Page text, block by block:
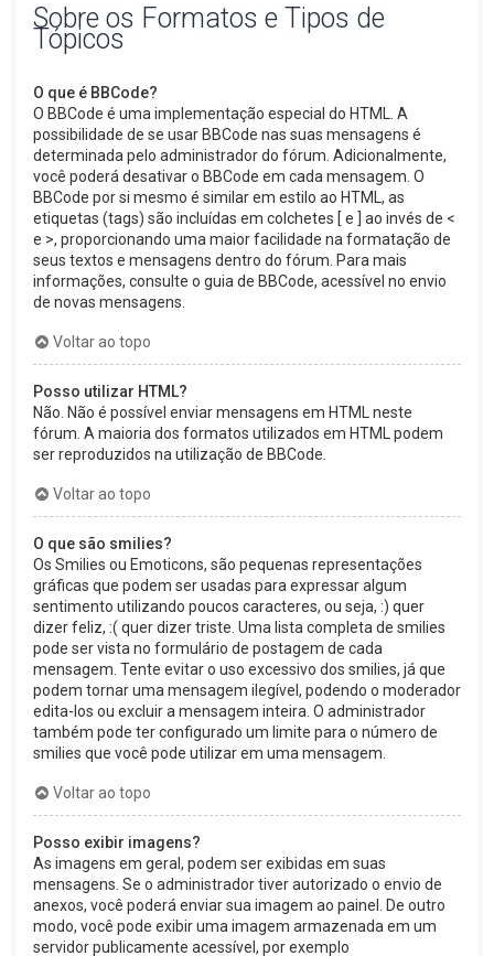
Sobre os Formatos e Tipos de
Tópicos
O que é BBCode?
O BBCode é uma implementação especial do HTML. A
possibilidade de se usar BBCode nas suas mensagens é
determinada pelo administrador do fórum. Adicionalmente,
você poderá desativar o BBCode em cada mensagem. O
BBCode por si mesmo é similar em estilo ao HTML, as
etiquetas (tags) são incluídas em colchetes [ e ] ao invés de <
e >, proporcionando uma maior facilidade na formatação de
seus textos e mensagens dentro do fórum. Para mais
informações, consulte o guia de BBCode, acessível no envio
de novas mensagens.
Voltar ao topo
Posso utilizar HTML?
Não. Não é possível enviar mensagens em HTML neste
fórum. A maioria dos formatos utilizados em HTML podem
ser reproduzidos na utilização de BBCode.
Voltar ao topo
O que são smilies?
Os Smilies ou Emoticons, são pequenas representações
gráficas que podem ser usadas para expressar algum
sentimento utilizando poucos caracteres, ou seja, :) quer
dizer feliz, :( quer dizer triste. Uma lista completa de smilies
pode ser vista no formulário de postagem de cada
mensagem. Tente evitar o uso excessivo dos smilies, já que
podem tornar uma mensagem ilegível, podendo o moderador
edita-los ou excluir a mensagem inteira. O administrador
também pode ter configurado um limite para o número de
smilies que você pode utilizar em uma mensagem.
Voltar ao topo
Posso exibir imagens?
As imagens em geral, podem ser exibidas em suas
mensagens. Se o administrador tiver autorizado o envio de
anexos, você poderá enviar sua imagem ao painel. De outro
modo, você pode exibir uma imagem armazenada em um
servidor publicamente acessível, por exemplo